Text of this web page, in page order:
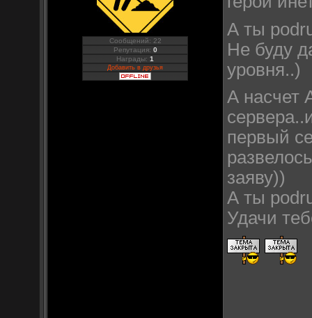
Сообщений: 22
Репутация: 0
Награды:1
Добавить в друзья
А ты
Не буду
уровня..)
А насчет
первый
заяву))
А ты
Удачи